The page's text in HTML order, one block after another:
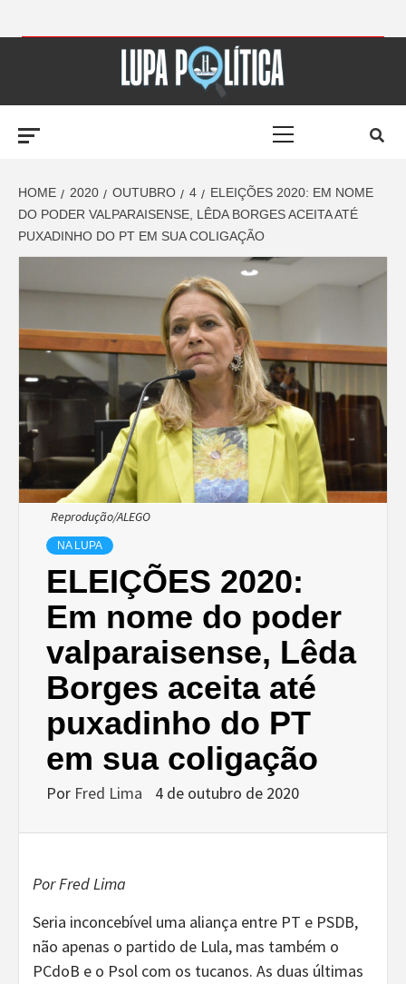
LUPA
POLÍTICA –
AMPLIANDO A
NOTÍCIA
HOME 2020 OUTUBRO 4
ELEIÇÕES 2020: EM NOME
DO PODER VALPARAISENSE, LÊDA BORGES ACEITA ATÉ
PUXADINHO DO PT EM SUA COLIGAÇÃO
Reprodução/ALEGO
NA LUPA
ELEIÇÕES 2020:
Em nome do poder
valparaisense, Lêda
Borges aceita até
puxadinho do PT
em sua coligação
Por Fred Lima 4 de outubro de 2020
Por Fred Lima
Seria inconcebível uma aliança entre PT e PSDB,
não apenas o partido de Lula, mas também o
PCdoB e o Psol com os tucanos. As duas últimas